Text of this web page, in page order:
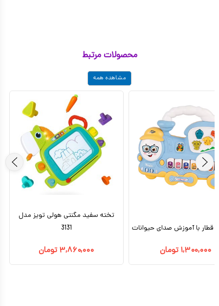
محصولات مرتبط
مشاهده همه
تخته سفید مگنتی هولی تویز مدل
3131
۳,۸۶۰,۰۰۰تومان
قطار با آموزش صدای حیوانات
۱,۳۰۰,۰۰۰ تومان